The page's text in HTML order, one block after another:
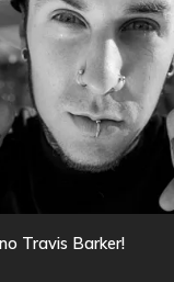
Travis Barker!